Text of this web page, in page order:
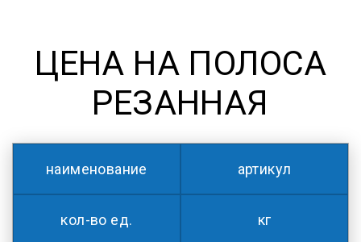
ЦЕНА НА ПОЛОСА
РЕЗАННАЯ
наименование артикул
кол-во ед. кг